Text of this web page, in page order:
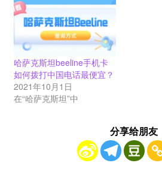
哈萨克斯坦beeline手机卡
如何拨打中国电话最便宜？
2021年10月1日
在“哈萨克斯坦”中
分享给朋友